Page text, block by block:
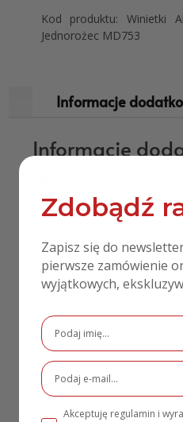
Kod produktu: Winietki
Jednorożec MD753
Informacje
Informacje
0,10 kg
Pleksi
Rozmiar
Rodzaj personalizacji
Drukowane
Zdobądź
Zapisz się do
pierwsze zamówienie
wyjątkowych,
Akceptuję regulamin i